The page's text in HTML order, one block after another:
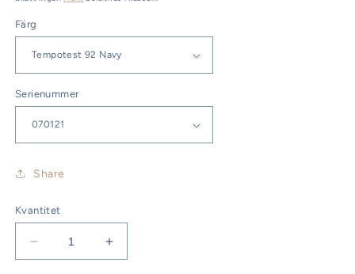
Färg
Serienummer
Share
Kvantitet
Minska
kvantitet
Öka
kvantitet